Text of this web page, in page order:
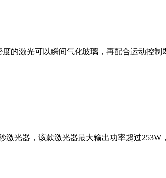
的激光可以瞬间气化玻璃，再配合运动控
光器，该款激光器最大输出功率超过253W